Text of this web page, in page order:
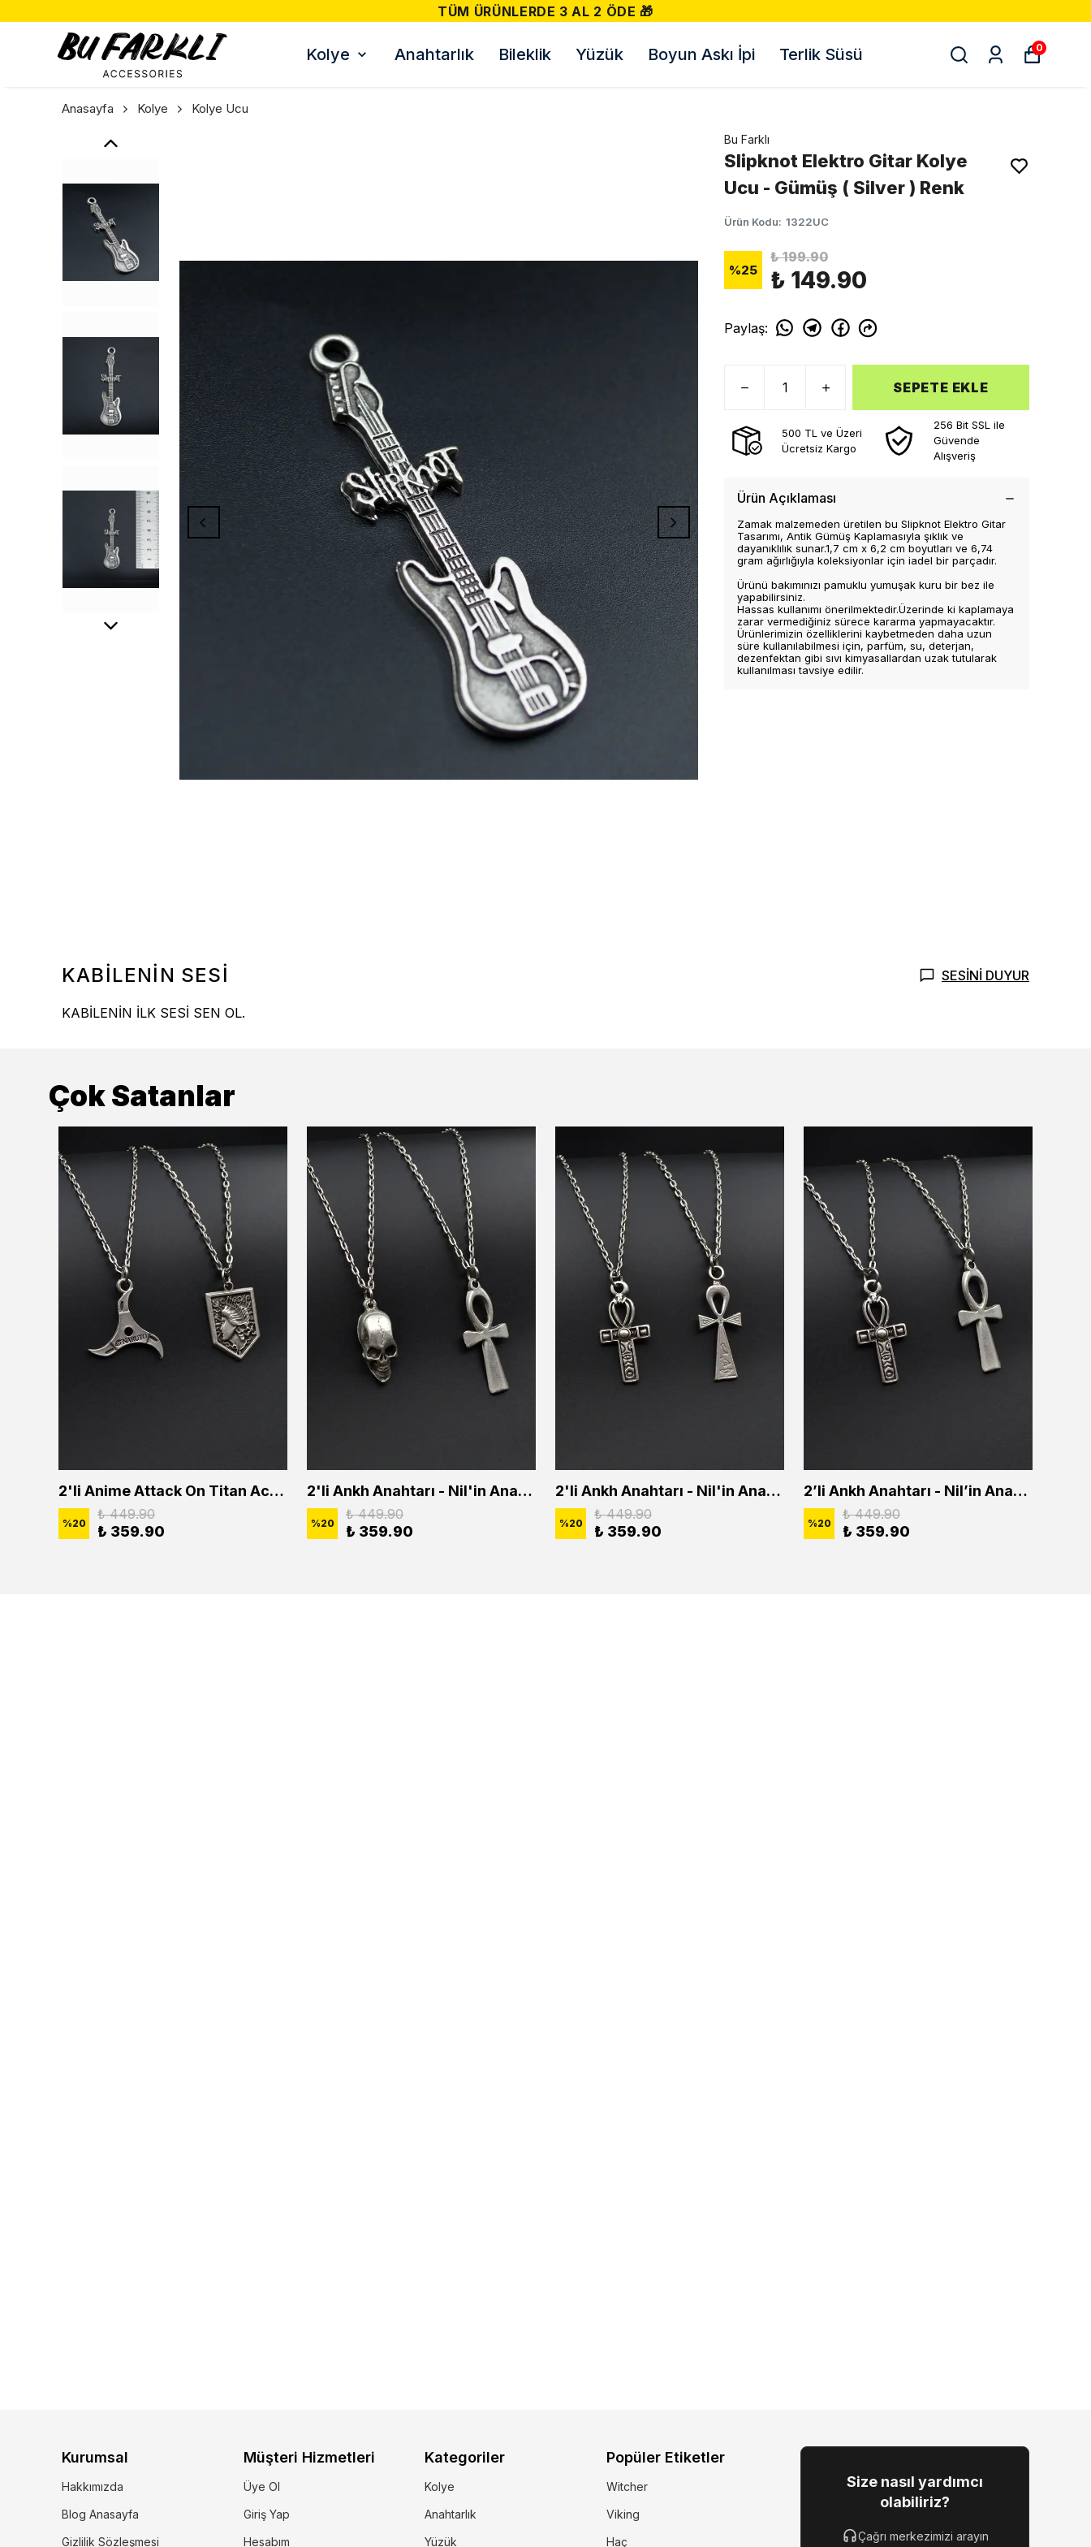
500 TL VE ÜZERI ÜCRETSIZ KARGO! 📦
Kolye Anahtarlık Bileklik Yüzük Boyun Askı İpi Terlik Süsü 0
Anasayfa Kolye Kolye Ucu
Bu Farklı
Slipknot Elektro Gitar Kolye
Ucu - Gümüş ( Silver ) Renk
Ürün Kodu: 1322UC
%25
₺ 199.90
₺ 149.90
Paylaş:
SEPETE EKLE
500 TL ve Üzeri
Ücretsiz Kargo
256 Bit SSL ile
Güvende
Alışveriş
Ürün Açıklaması
Zamak malzemeden üretilen bu Slipknot Elektro Gitar
Tasarımı, Antik Gümüş Kaplamasıyla şıklık ve
dayanıklılık sunar.1,7 cm x 6,2 cm boyutları ve 6,74
gram ağırlığıyla koleksiyonlar için iadel bir parçadır.
Ürünü bakımınızı pamuklu yumuşak kuru bir bez ile
yapabilirsiniz.
Hassas kullanımı önerilmektedir.Üzerinde ki kaplamaya
zarar vermediğiniz sürece kararma yapmayacaktır.
Ürünlerimizin özelliklerini kaybetmeden daha uzun
süre kullanılabilmesi için, parfüm, su, deterjan,
dezenfektan gibi sıvı kimyasallardan uzak tutularak
kullanılması tavsiye edilir.
KABİLENİN SESİ SESİNİ DUYUR
KABİLENİN İLK SESİ SEN OL.
Çok Satanlar
2'li Anime Attack On Titan Acrylic Maria Anime Naruto Erkek Kadın Kolye Seti
%20
₺ 449.90
₺ 359.90
2'li Ankh Anahtarı - Nil'in Anahtarı - Kuru Kafa Erkek Kadın Kolye Seti
%20
₺ 449.90
₺ 359.90
2'li Ankh Anahtarı - Nil'in Anahtarı Erkek Kadın Kolye Seti
%20
₺ 449.90
₺ 359.90
2’li Ankh Anahtarı - Nil’in Anahtarı Erkek Kadın Kolye Seti
%20
₺ 449.90
₺ 359.90
Kurumsal
Hakkımızda
Blog Anasayfa
Gizlilik Sözleşmesi
Müşteri Hizmetleri
Üye Ol
Giriş Yap
Hesabım
Kategoriler
Kolye
Anahtarlık
Yüzük
Popüler Etiketler
Witcher
Viking
Haç
Size nasıl yardımcı
olabiliriz?
Çağrı merkezimizi arayın